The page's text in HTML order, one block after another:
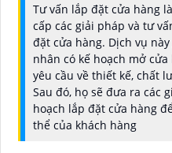
Tư vấn lắp đặt cửa hàng
cấp các giải pháp và tư
đặt cửa hàng. Dịch vụ
nhân có kế hoạch mở
yêu cầu về thiết kế, chất
Sau đó, họ sẽ đưa ra các
hoạch lắp đặt cửa hàng
thể của khách hàng